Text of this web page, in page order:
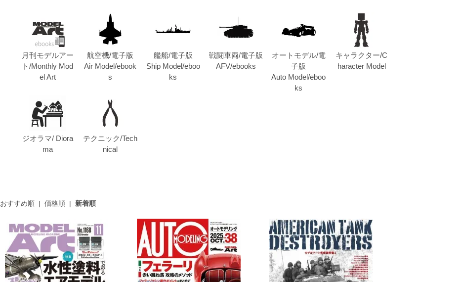
月刊モデルアー
ト/Monthly Mod
el Art
航空機/電子版
Air Model/ebook
s
艦船/電子版
Ship Model/eboo
ks
戦闘車両/電子版
AFV/ebooks
オートモデル/電
子版
Auto Model/eboo
ks
キャラクター/C
haracter Model
ジオラマ/ Diora
ma
テクニック/Tech
nical
おすすめ順| 価格順| 新着順